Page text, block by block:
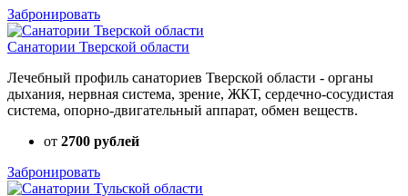
Забронировать
Санатории Тверской области
Лечебный профиль санаториев Тверской области - органы
дыхания, нервная система, зрение, ЖКТ, сердечно-сосудистая
система, опорно-двигательный аппарат, обмен веществ.
от 2700 рублей
Забронировать